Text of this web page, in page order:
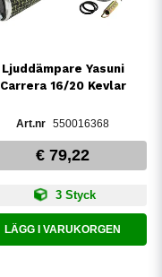
Ljuddämpare Yasuni
Carrera 16/20 Kevlar
550016368
€ 79,22
3 Styck
LÄGG I VARUKORGEN